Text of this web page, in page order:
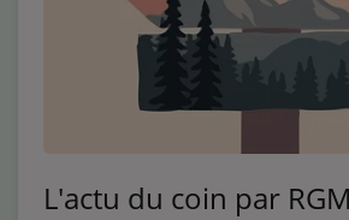
L'actu du coin par RGM